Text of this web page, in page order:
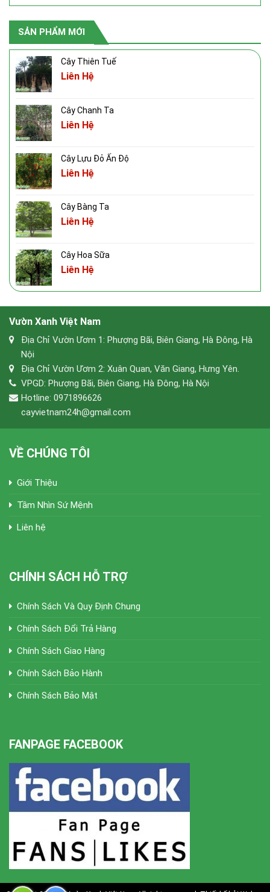
SẢN PHẨM MỚI
Cây Thiên Tuế
Liên Hệ
Cây Chanh Ta
Liên Hệ
Cây Lựu Đỏ Ấn Độ
Liên Hệ
Cây Bàng Ta
Liên Hệ
Cây Hoa Sữa
Liên Hệ
Vườn Xanh Việt Nam
Địa Chỉ Vườn Ươm 1: Phượng Bãi, Biên Giang, Hà Đông, Hà
Nội
Địa Chỉ Vườn Ươm 2: Xuân Quan, Văn Giang, Hưng Yên.
VPGD: Phượng Bãi, Biên Giang, Hà Đông, Hà Nội
Hotline: 0971896626
cayvietnam24h@gmail.com
VỀ CHÚNG TÔI
Giới Thiệu
Tầm Nhìn Sứ Mệnh
Liên hệ
CHÍNH SÁCH HỖ TRỢ
Chính Sách Và Quy Định Chung
Chính Sách Đổi Trả Hàng
Chính Sách Giao Hàng
Chính Sách Bảo Hành
Chính Sách Bảo Mật
FANPAGE FACEBOOK